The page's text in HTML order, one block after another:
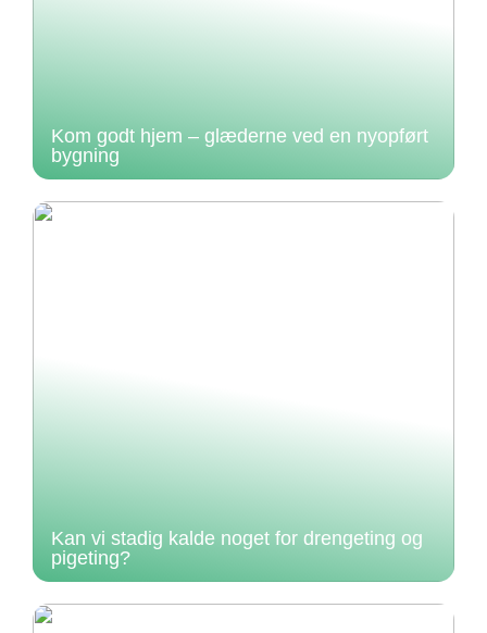
Kom godt hjem – glæderne ved en nyopført
bygning
Kan vi stadig kalde noget for drengeting og
pigeting?